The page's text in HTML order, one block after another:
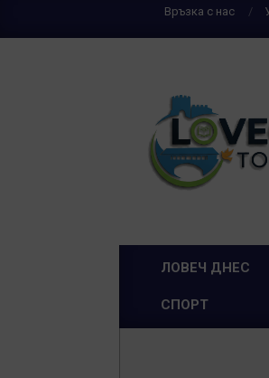
Връзка с нас
Primary
ЛОВЕЧ ДНЕС
СПОРТ